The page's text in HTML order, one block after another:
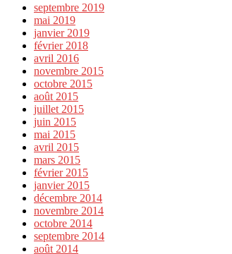
septembre 2019
mai 2019
janvier 2019
février 2018
avril 2016
novembre 2015
octobre 2015
août 2015
juillet 2015
juin 2015
mai 2015
avril 2015
mars 2015
février 2015
janvier 2015
décembre 2014
novembre 2014
octobre 2014
septembre 2014
août 2014